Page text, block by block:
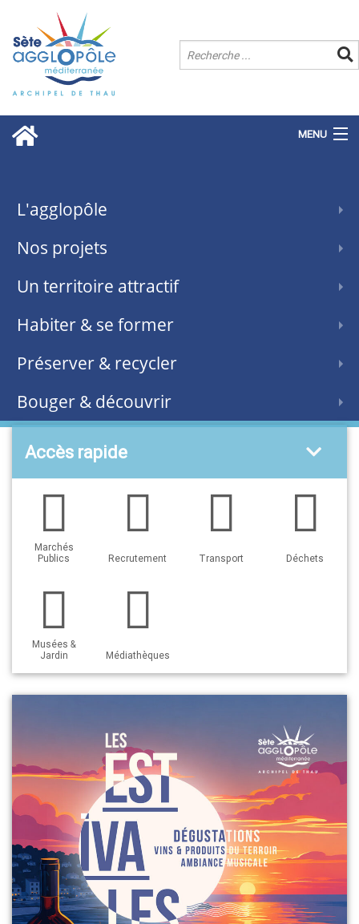
MENU
L'agglopôle
Nos projets
Un territoire attractif
Habiter & se former
Préserver & recycler
Bouger & découvrir
Accès rapide
Marchés
Publics
Recrutement Transport Déchets
Musées &
Jardin
Médiathèques